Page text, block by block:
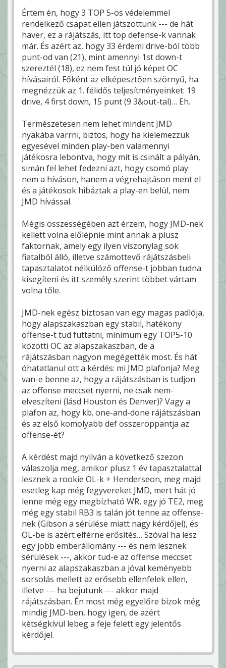
Értem én, hogy 3 TOP 5-ös védelemmel
rendelkező csapat ellen játszottunk --- de hát
haver, ez a rájátszás, itt top defense-k vannak
már. És azért az, hogy 33 érdemi drive-ból több
punt-od van (21), mint amennyi 1st down-t
szereztél (18), ez nem fest túl jó képet OC
hívásairól. Főként az elképesztően szörnyű, ha
megnézzük az 1. félidős teljesítményeinket: 19
drive, 4 first down, 15 punt (9 3&out-tal)… Eh.
Természetesen nem lehet mindent JMD
nyakába varrni, biztos, hogy ha kielemezzük
egyesével minden play-ben valamennyi
játékosra lebontva, hogy mit is csinált a pályán,
simán fel lehet fedezni azt, hogy csomó play
nem a híváson, hanem a végrehajtáson ment el
és a játékosok hibáztak a play-en belül, nem
JMD hívással.
Mégis összességében azt érzem, hogy JMD-nek
kellett volna előlépnie mint annak a plusz
faktornak, amely egy ilyen viszonylag sok
fiatalból álló, illetve számottevő rájátszásbeli
tapasztalatot nélkülöző offense-t jobban tudna
kisegíteni és itt személy szerint többet vártam
volna tőle.
JMD-nek egész biztosan van egy magas padlója,
hogy alapszakaszban egy stabil, hatékony
offense-t tud futtatni, minimum egy TOP5-10
közötti OC az alapszakaszban, de a
rájátszásban nagyon megégették most. És hát
óhatatlanul ott a kérdés: mi JMD plafonja? Meg
van-e benne az, hogy a rájátszásban is tudjon
az offense meccset nyerni, ne csak nem-
elveszíteni (lásd Houston és Denver)? Vagy a
plafon az, hogy kb. one-and-done rájátszásban
és az első komolyabb def összeroppantja az
offense-ét?
A kérdést majd nyilván a következő szezon
válaszolja meg, amikor plusz 1 év tapasztalattal
lesznek a rookie OL-k + Henderseon, meg majd
esetleg kap még fegyvereket JMD, mert hát jó
lenne még egy megbízható WR, egy jó TE2, meg
még egy stabil RB3 is talán jót tenne az offense-
nek (Gibson a sérülése miatt nagy kérdőjel), és
OL-be is azért elférne erősítés… Szóval ha lesz
egy jobb emberállomány --- és nem lesznek
sérülések ---, akkor tud-e az offense meccset
nyerni az alapszakaszban a jóval keményebb
sorsolás mellett az erősebb ellenfelek ellen,
illetve --- ha bejutunk --- akkor majd
rájátszásban. Én most még egyelőre bízok még
mindig JMD-ben, hogy igen, de azért
kétségkívül lebeg a feje felett egy jelentős
kérdőjel.